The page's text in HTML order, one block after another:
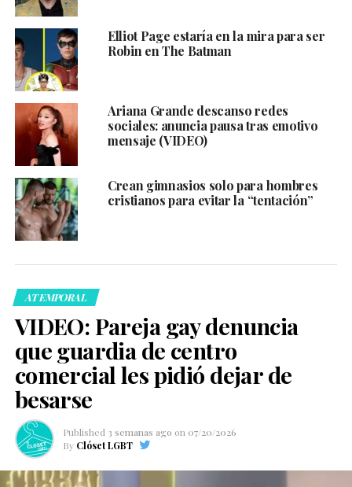
Elliot Page estaría en la mira para ser
Robin en The Batman
Ariana Grande descanso redes
sociales: anuncia pausa tras emotivo
mensaje (VIDEO)
Crean gimnasios solo para hombres
cristianos para evitar la “tentación”
ATEMPORAL
VIDEO: Pareja gay denuncia
que guardia de centro
comercial les pidió dejar de
besarse
Published 3 semanas ago on 07/20/2026
By Clóset LGBT